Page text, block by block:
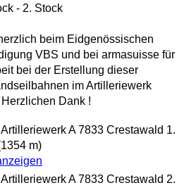
- 2. Stock
beim Eidgenössischen
VBS und bei armasuisse für
bei der Erstellung dieser
im Artilleriewerk
Dank !
A 7833 Crestawald 1.
m)
A 7833 Crestawald 2.